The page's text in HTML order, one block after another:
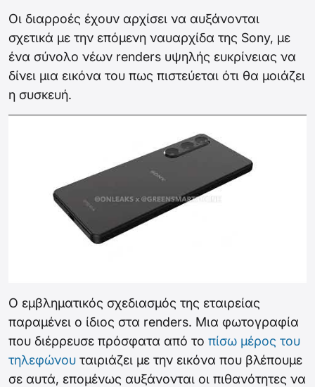
Οι διαρροές έχουν αρχίσει να αυξάνονται
σχετικά με την επόμενη ναυαρχίδα της Sony, με
ένα σύνολο νέων renders υψηλής ευκρίνειας να
δίνει μια εικόνα του πως πιστεύεται ότι θα μοιάζει
η συσκευή.
Ο εμβληματικός σχεδιασμός της εταιρείας
παραμένει ο ίδιος στα renders. Μια φωτογραφία
που διέρρευσε πρόσφατα από το πίσω μέρος του
τηλεφώνου ταιριάζει με την εικόνα που βλέπουμε
σε αυτά, επομένως αυξάνονται οι πιθανότητες να